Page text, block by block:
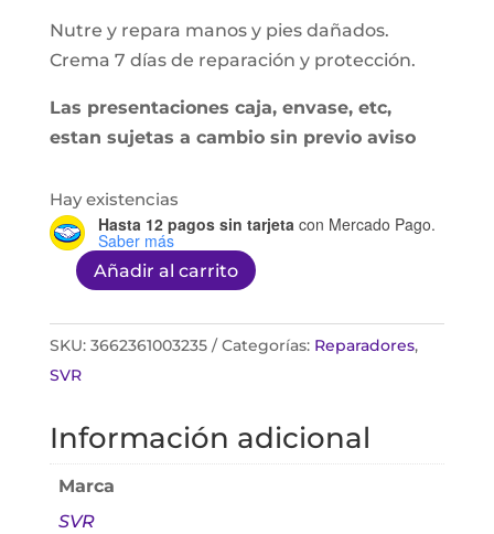
Nutre y repara manos y pies dañados.
Crema 7 días de reparación y protección.
Las presentaciones caja, envase, etc,
estan sujetas a cambio sin previo aviso
Hay existencias
Hasta 12 pagos sin tarjeta con Mercado Pago.
Saber más
Xerial
&
Crevasses
cantidad
Añadir al carrito
SKU: 3662361003235 Categorías: Reparadores,
SVR
Información adicional
Marca
SVR